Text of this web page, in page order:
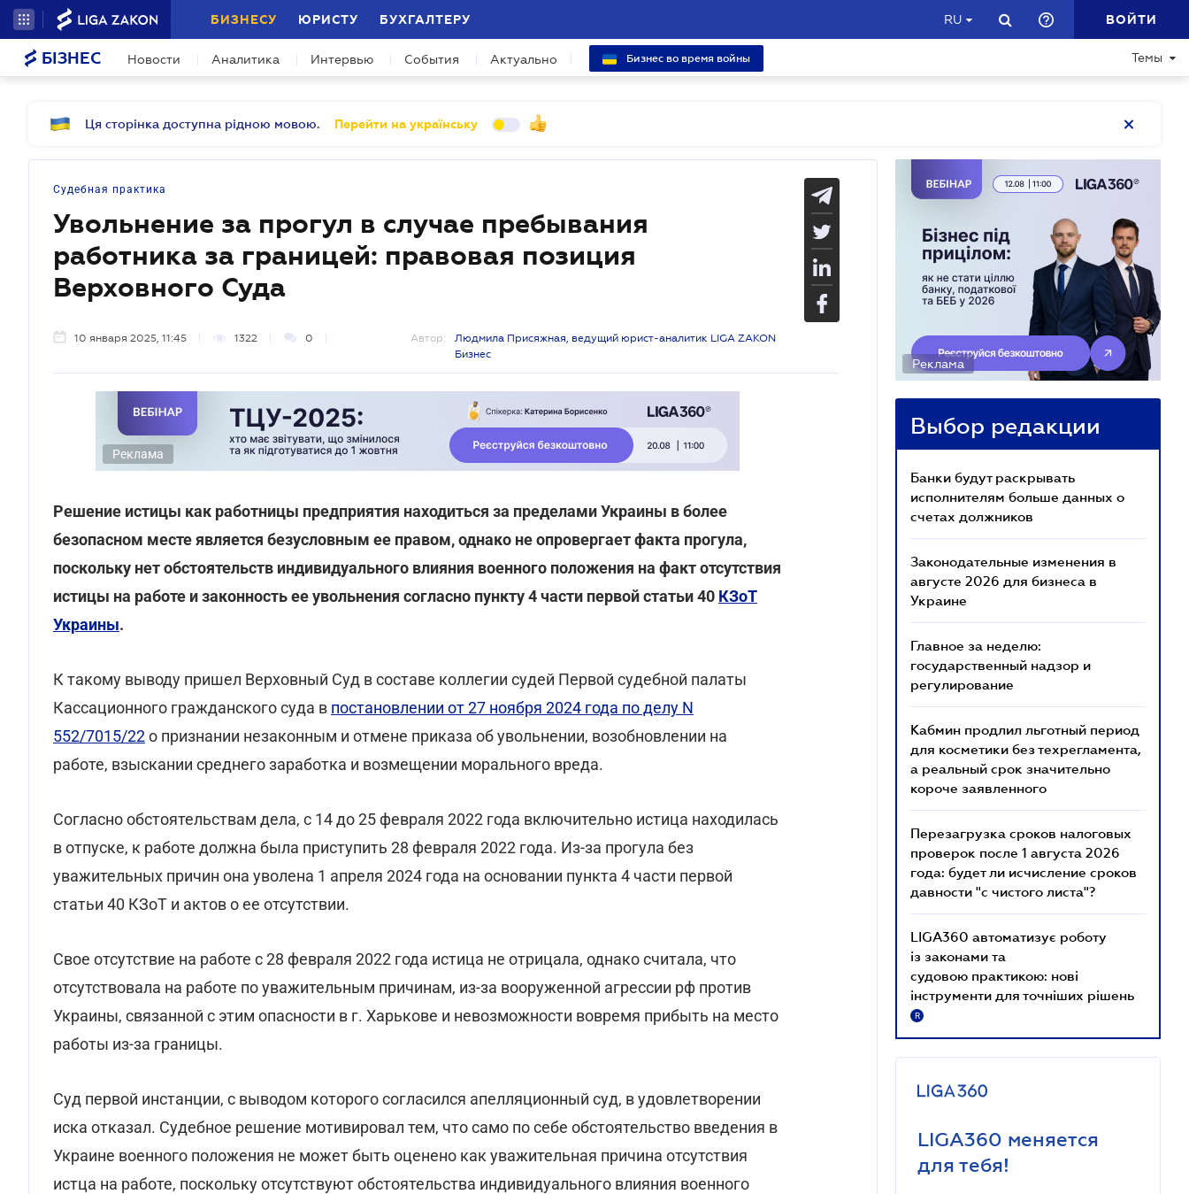
БИЗНЕСУ ЮРИСТУ БУХГАЛТЕРУ RU ВОЙТИ
БІЗНЕС Новости Аналитика Интервью События Актуально Бизнес во время войны Темы
Ця сторінка доступна рідною мовою. Перейти на українську
Судебная практика
Увольнение за прогул в случае пребывания
работника за границей: правовая позиция
Верховного Суда
10 января 2025, 11:45 1322 0 Автор:
Людмила Присяжная, ведущий юрист-аналитик LIGA ZAKON
Бизнес
Реклама
Решение истицы как работницы предприятия находиться за пределами Украины в более
безопасном месте является безусловным ее правом, однако не опровергает факта прогула,
поскольку нет обстоятельств индивидуального влияния военного положения на факт отсутствия
истицы на работе и законность ее увольнения согласно пункту 4 части первой статьи 40 КЗоТ
Украины.
К такому выводу пришел Верховный Суд в составе коллегии судей Первой судебной палаты
Кассационного гражданского суда в постановлении от 27 ноября 2024 года по делу N
552/7015/22о признании незаконным и отмене приказа об увольнении, возобновлении на
работе, взыскании среднего заработка и возмещении морального вреда.
Согласно обстоятельствам дела, с 14 до 25 февраля 2022 года включительно истица находилась
в отпуске, к работе должна была приступить 28 февраля 2022 года. Из-за прогула без
уважительных причин она уволена 1 апреля 2024 года на основании пункта 4 части первой
статьи 40 КЗоТ и актов о ее отсутствии.
Свое отсутствие на работе с 28 февраля 2022 года истица не отрицала, однако считала, что
отсутствовала на работе по уважительным причинам, из-за вооруженной агрессии рф против
Украины, связанной с этим опасности в г. Харькове и невозможности вовремя прибыть на место
работы из-за границы.
Суд первой инстанции, с выводом которого согласился апелляционный суд, в удовлетворении
иска отказал. Судебное решение мотивировал тем, что само по себе обстоятельство введения в
Украине военного положения не может быть оценено как уважительная причина отсутствия
истца на работе, поскольку отсутствуют обстоятельства индивидуального влияния военного
Реклама
Выбор редакции
Банки будут раскрывать
исполнителям больше данных о
счетах должников
Законодательные изменения в
августе 2026 для бизнеса в
Украине
Главное за неделю:
государственный надзор и
регулирование
Кабмин продлил льготный период
для косметики без техрегламента,
а реальный срок значительно
короче заявленного
Перезагрузка сроков налоговых
проверок после 1 августа 2026
года: будет ли исчисление сроков
давности "с чистого листа"?
LIGA360 автоматизує роботу
із законами та
судовою практикою: нові
інструменти для точніших рішень
R
LIGA360 меняется
для тебя!